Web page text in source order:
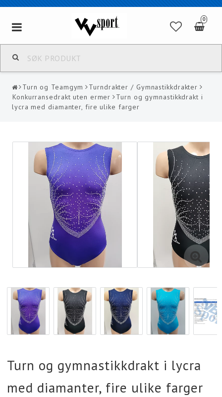
0
Toggle
navigation
Turn og Teamgym
Turndrakter / Gymnastikkdrakter
Konkurransedrakt uten ermer
Turn og gymnastikkdrakt i
lycra med diamanter, fire ulike farger
Turn og gymnastikkdrakt i lycra
med diamanter, fire ulike farger